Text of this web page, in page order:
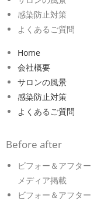
感染防止対策
よくあるご質問
Home
会社概要
サロンの風景
感染防止対策
よくあるご質問
Before after
ビフォー＆アフター
メディア掲載
ビフォー＆アフター